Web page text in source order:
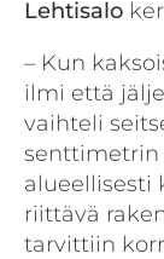
Lehtisalo
– Kun
ilmi että
vaihteli
senttimetrin
alueellisesti
riittävä
tarvittiin